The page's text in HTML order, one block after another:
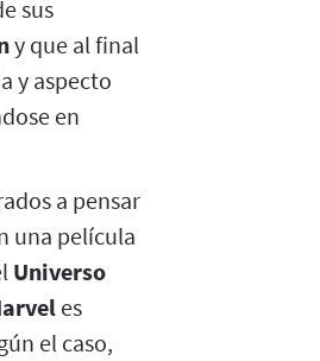
sus
y que al final
y aspecto
en
a pensar
una película
Universo
es
el caso,